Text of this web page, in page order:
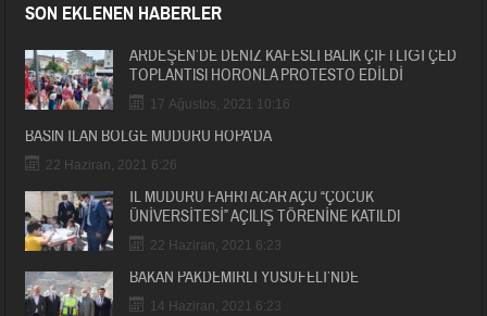
SON EKLENEN HABERLER
ARDEŞEN’DE DENİZ KAFESLİ BALIK ÇİFTLİĞİ ÇED
TOPLANTISI HORONLA PROTESTO EDİLDİ
17 Ağustos, 2021 10:16
BASIN İLAN BÖLGE MÜDÜRÜ HOPA’DA
22 Haziran, 2021 6:26
İL MÜDÜRÜ FAHRİ ACAR AÇÜ “ÇOCUK
ÜNİVERSİTESİ” AÇILIŞ TÖRENİNE KATILDI
22 Haziran, 2021 6:23
BAKAN PAKDEMİRLİ YUSUFELİ’NDE
14 Haziran, 2021 6:23